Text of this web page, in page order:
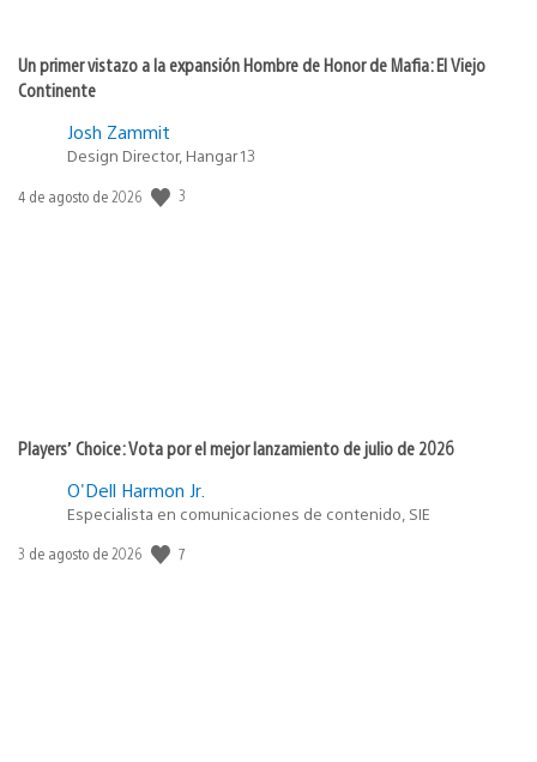
Un primer vistazo a la expansión Hombre de Honor de Mafia: El Viejo
Continente
Josh Zammit
Design Director, Hangar 13
Fecha
4 de agosto de 2026 3
Players’ Choice: Vota por el mejor lanzamiento de julio de 2026
O'Dell Harmon Jr.
Especialista en comunicaciones de contenido, SIE
Fecha
3 de agosto de 2026 7